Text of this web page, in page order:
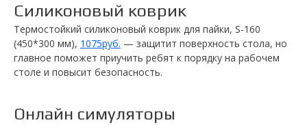
Силиконовый коврик
Термостойкий силиконовый коврик для пайки, S-160
(450*300 мм), 1075руб. — защитит поверхность стола, но
главное поможет приучить ребят к порядку на рабочем
столе и повысит безопасность.
Онлайн симуляторы